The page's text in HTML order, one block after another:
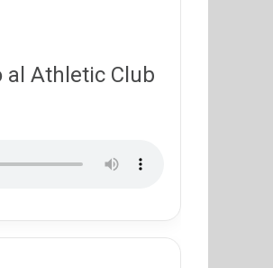
Athletic Club